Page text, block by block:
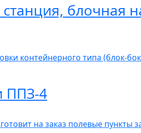
блочная
контейнерного типа (блок-
ППЗ-4
на заказ полевые пункты